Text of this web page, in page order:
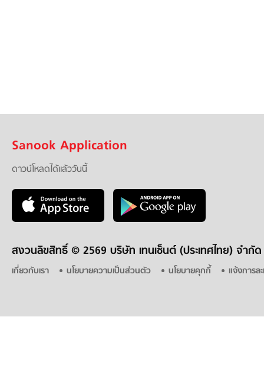
Sanook Application
ดาวน์โหลดได้แล้ววันนี้
สงวนลิขสิทธิ์ © 2569 บริษัท เทนเซ็นต์ (ประเทศไทย) จำกัด
เกี่ยวกับเรา นโยบายความเป็นส่วนตัว นโยบายคุกกี้ แจ้งการล